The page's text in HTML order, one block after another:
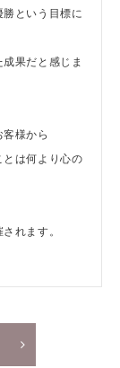
という目標に
果だと感じま
様から
は何より心の
れます。